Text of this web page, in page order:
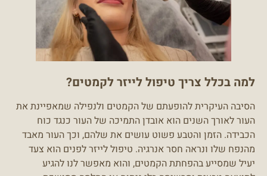
למה בכלל צריך טיפול לייזר לקמטים?
הסיבה העיקרית להופעתם של הקמטים ולנפילה שמאפיינת את
העור לאורך השנים הוא אובדן התמיכה של העור כנגד כוח
הכבידה. הזמן והטבע פשוט עושים את שלהם, וכך העור מאבד
מהנפח שלו ונראה חסר אנרגיה. טיפול לייזר לפנים הוא צעד
יעיל שמסייע בהפחתת הקמטים, והוא מאפשר לנו להגיע